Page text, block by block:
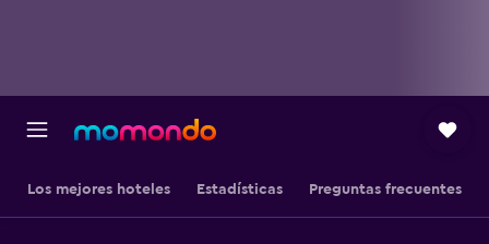
Los mejores hoteles Estadísticas Preguntas frecuentes